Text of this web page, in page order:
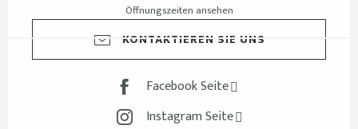
Öffnungszeiten ansehen
KONTAKTIEREN SIE UNS
Facebook Seite
Instagram Seite